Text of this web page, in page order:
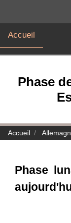
Accueil
Phase
Accueil
Phase